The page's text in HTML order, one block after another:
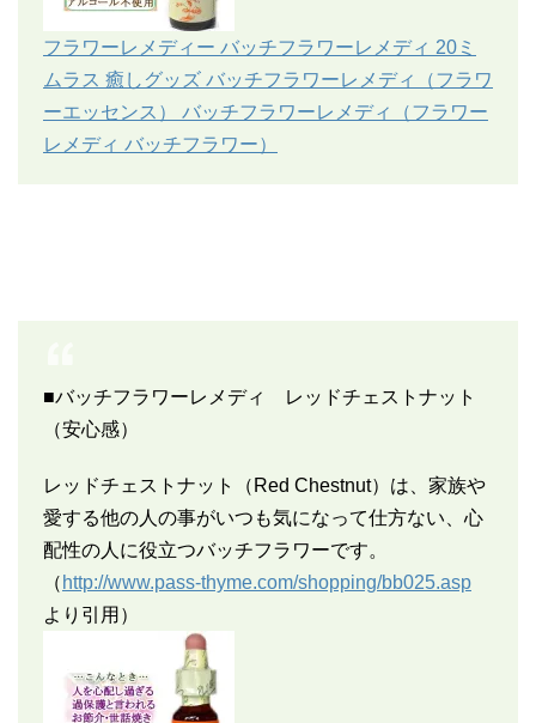
フラワーレメディー バッチフラワーレメディ 20ミ
ムラス 癒しグッズ バッチフラワーレメディ（フラワ
ーエッセンス） バッチフラワーレメディ（フラワー
レメディ バッチフラワー）
■バッチフラワーレメディ レッドチェストナット
（安心感）
レッドチェストナット（Red Chestnut）は、家族や
愛する他の人の事がいつも気になって仕方ない、心
配性の人に役立つバッチフラワーです。
（ http://www.pass-thyme.com/shopping/bb025.asp
より引用）